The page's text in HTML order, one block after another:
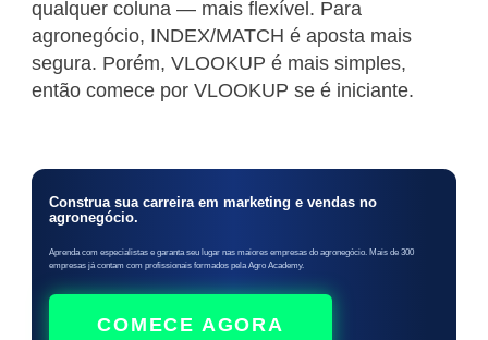
qualquer coluna — mais flexível. Para
agronegócio, INDEX/MATCH é aposta mais
segura. Porém, VLOOKUP é mais simples,
então comece por VLOOKUP se é iniciante.
Construa sua carreira em marketing e vendas no
agronegócio.
Aprenda com especialistas e garanta seu lugar nas maiores empresas do agronegócio. Mais de 300
empresas já contam com profissionais formados pela Agro Academy.
COMECE AGORA